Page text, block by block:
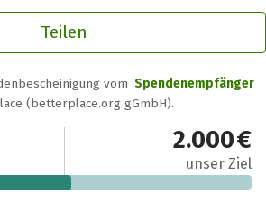
Teilen
vom Spendenempfänger
(betterplace.org gGmbH).
2.000 €
unser Ziel